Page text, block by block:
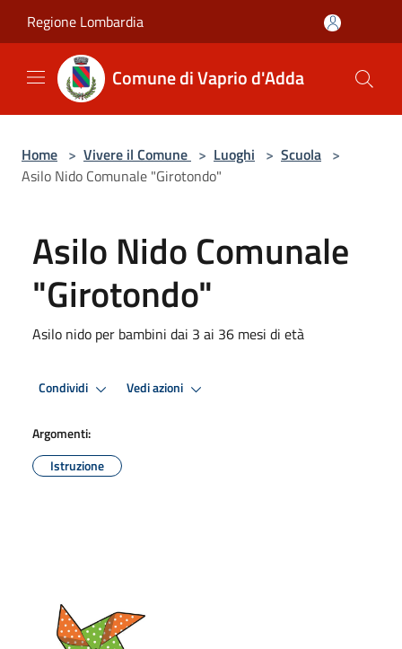
Regione Lombardia
Comune di Vaprio d'Adda
Home > Vivere il Comune > Luoghi > Scuola >
Asilo Nido Comunale "Girotondo"
Asilo Nido Comunale
"Girotondo"
Asilo nido per bambini dai 3 ai 36 mesi di età
Condividi Vedi azioni
Argomenti:
Istruzione